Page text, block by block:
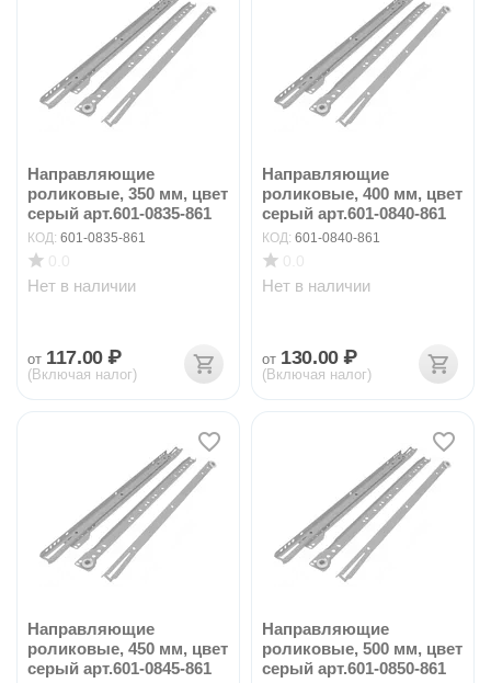
Направляющие
роликовые, 350 мм, цвет
серый арт.601-0835-861
КОД: 601-0835-861
Нет в наличии
от 117.00 ₽
(Включая налог)
Направляющие
роликовые, 400 мм, цвет
серый арт.601-0840-861
КОД: 601-0840-861
Нет в наличии
от 130.00 ₽
(Включая налог)
Направляющие
роликовые, 450 мм, цвет
серый арт.601-0845-861
Направляющие
роликовые, 500 мм, цвет
серый арт.601-0850-861